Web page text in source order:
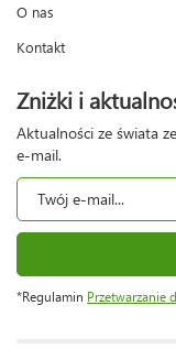
O nas
Kontakt
Zniżki i
Aktualności ze świata
e-mail.
*Regulamin Przetwarzanie